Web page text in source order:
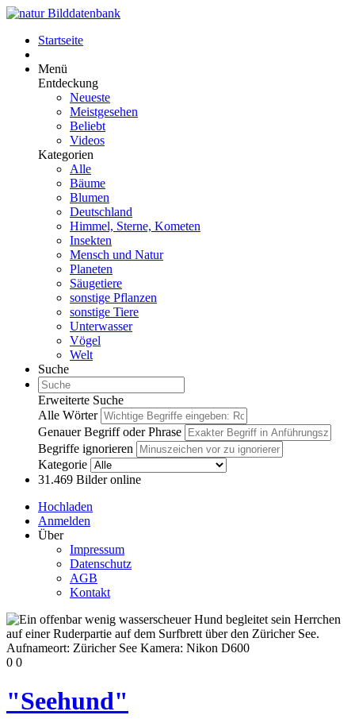
Startseite
Menü
Entdeckung
Neueste
Meistgesehen
Beliebt
Videos
Kategorien
Alle
Bäume
Blumen
Deutschland
Himmel, Sterne, Kometen
Insekten
Mensch und Natur
Planeten
Säugetiere
sonstige Pflanzen
sonstige Tiere
Unterwasser
Vögel
Welt
Suche
Erweiterte Suche
Alle Wörter
Genauer Begriff oder Phrase
Begriffe ignorieren
Kategorie
31.469 Bilder online
Hochladen
Anmelden
Über
Impressum
Datenschutz
AGB
Kontakt
0 0
"Seehund"